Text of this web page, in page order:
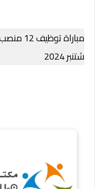
شتنبر 2024